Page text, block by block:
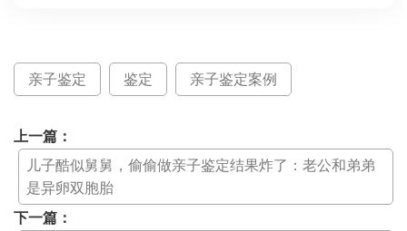
亲子鉴定 鉴定 亲子鉴定案例
上一篇：
儿子酷似舅舅，偷偷做亲子鉴定结果炸了：老公和弟弟
是异卵双胞胎
下一篇：